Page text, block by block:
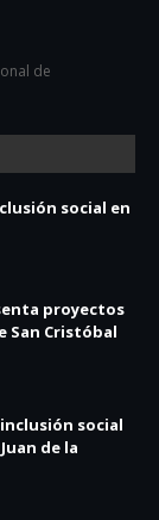
de
social en
proyectos
San Cristóbal
social
de la